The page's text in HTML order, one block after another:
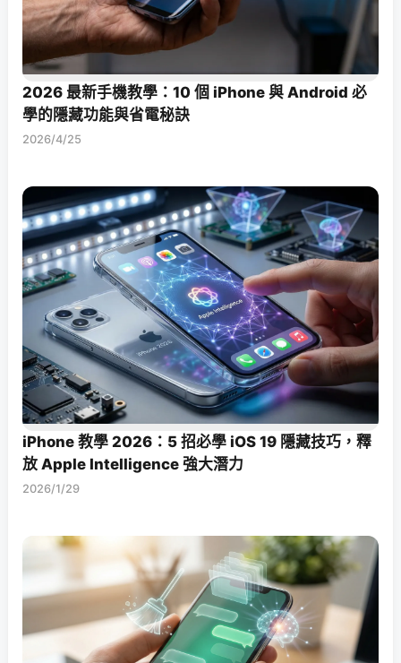
2026 最新手機教學：10 個 iPhone 與 Android 必
學的隱藏功能與省電秘訣
2026/4/25
iPhone 教學 2026：5 招必學 iOS 19 隱藏技巧，釋
放 Apple Intelligence 強大潛力
2026/1/29